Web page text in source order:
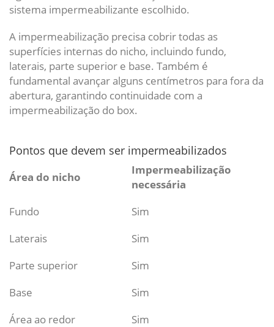
sistema impermeabilizante escolhido.
A impermeabilização precisa cobrir todas as
superfícies internas do nicho, incluindo fundo,
laterais, parte superior e base. Também é
fundamental avançar alguns centímetros para fora da
abertura, garantindo continuidade com a
impermeabilização do box.
Pontos que devem ser impermeabilizados
Área do nicho
Impermeabilização
necessária
Fundo
Sim
Laterais
Sim
Parte superior
Sim
Base
Sim
Área ao redor
Sim